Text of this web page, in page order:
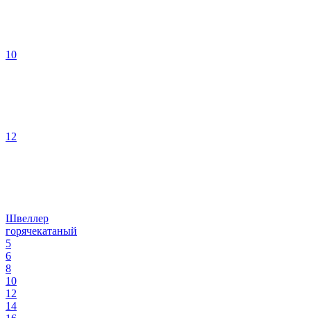
10
12
Швеллер
горячекатаный
5
6
8
10
12
14